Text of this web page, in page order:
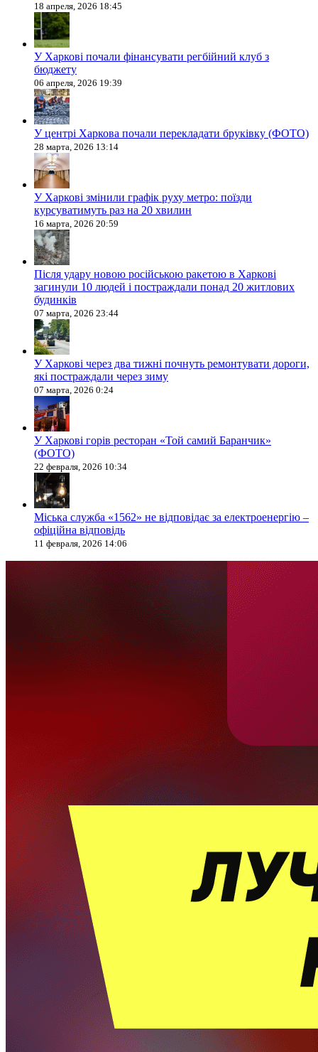
18 апреля, 2026 18:45
У Харкові почали фінансувати регбійний клуб з
бюджету
06 апреля, 2026 19:39
У центрі Харкова почали перекладати бруківку (ФОТО)
28 марта, 2026 13:14
У Харкові змінили графік руху метро: поїзди
курсуватимуть раз на 20 хвилин
16 марта, 2026 20:59
Після удару новою російською ракетою в Харкові
загинули 10 людей і постраждали понад 20 житлових
будинків
07 марта, 2026 23:44
У Харкові через два тижні почнуть ремонтувати дороги,
які постраждали через зиму
07 марта, 2026 0:24
У Харкові горів ресторан «Той самий Баранчик»
(ФОТО)
22 февраля, 2026 10:34
Міська служба «1562» не відповідає за електроенергію –
офіційна відповідь
11 февраля, 2026 14:06